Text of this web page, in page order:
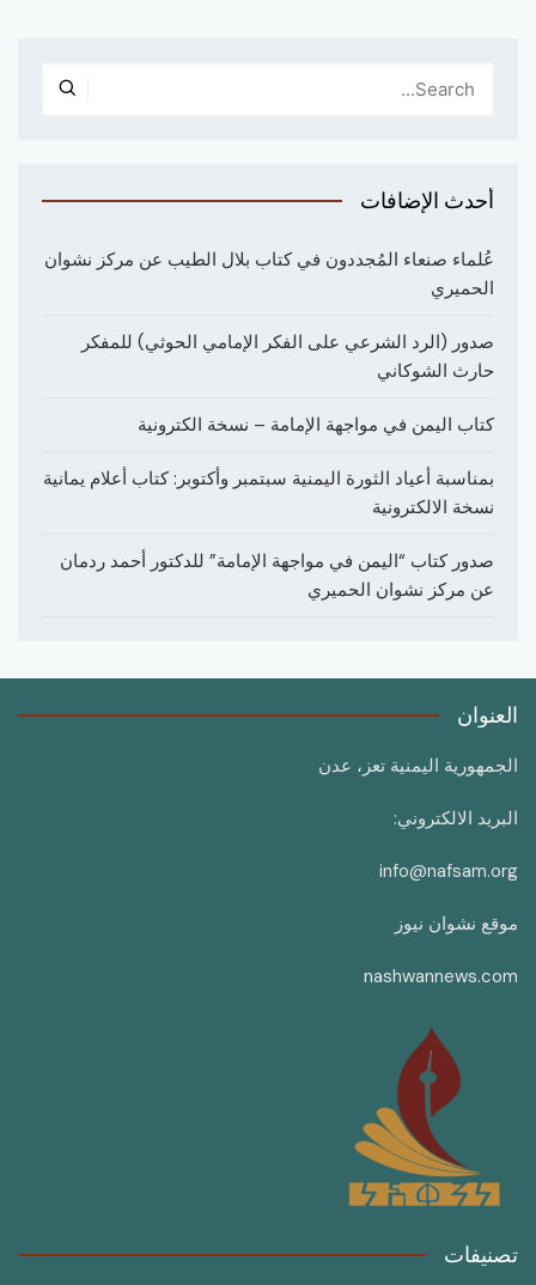
أحدث الإضافات
عُلماء صنعاء المُجددون في كتاب بلال الطيب عن مركز نشوان
الحميري
صدور (الرد الشرعي على الفكر الإمامي الحوثي) للمفكر
حارث الشوكاني
كتاب اليمن في مواجهة الإمامة – نسخة الكترونية
بمناسبة أعياد الثورة اليمنية سبتمبر وأكتوبر: كتاب أعلام يمانية
نسخة الالكترونية
صدور كتاب “اليمن في مواجهة الإمامة” للدكتور أحمد ردمان
عن مركز نشوان الحميري
العنوان
الجمهورية اليمنية تعز، عدن
البريد الالكتروني:
info@nafsam.org
موقع نشوان نيوز
nashwannews.com
تصنيفات